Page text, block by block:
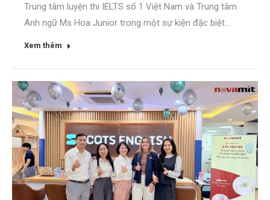
Trung tâm luyện thi IELTS số 1 Việt Nam và Trung tâm
Anh ngữ Ms Hoa Junior trong một sự kiện đặc biệt...
Xem thêm